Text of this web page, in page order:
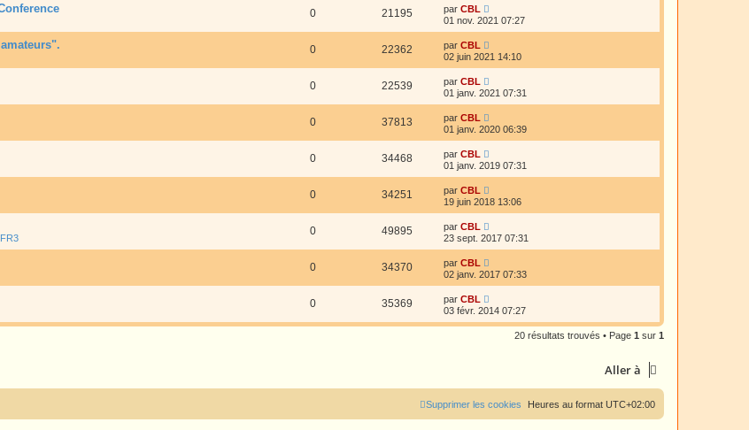
0 21195 par CBL
01 nov. 2021 07:27
0 22362 par CBL
02 juin 2021 14:10
0 22539 par CBL
01 janv. 2021 07:31
0 37813 par CBL
01 janv. 2020 06:39
0 34468 par CBL
01 janv. 2019 07:31
0 34251 par CBL
19 juin 2018 13:06
0 49895 par CBL
23 sept. 2017 07:31
0 34370 par CBL
02 janv. 2017 07:33
0 35369 par CBL
03 févr. 2014 07:27
20 résultats trouvés • Page 1 sur 1
Aller à
Heures au format UTC+02:00
Supprimer les cookies